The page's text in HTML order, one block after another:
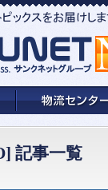
記事一覧